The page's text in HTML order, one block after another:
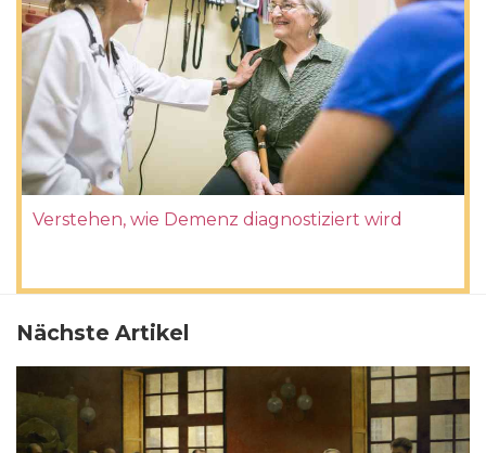
Verstehen, wie Demenz diagnostiziert wird
Nächste Artikel